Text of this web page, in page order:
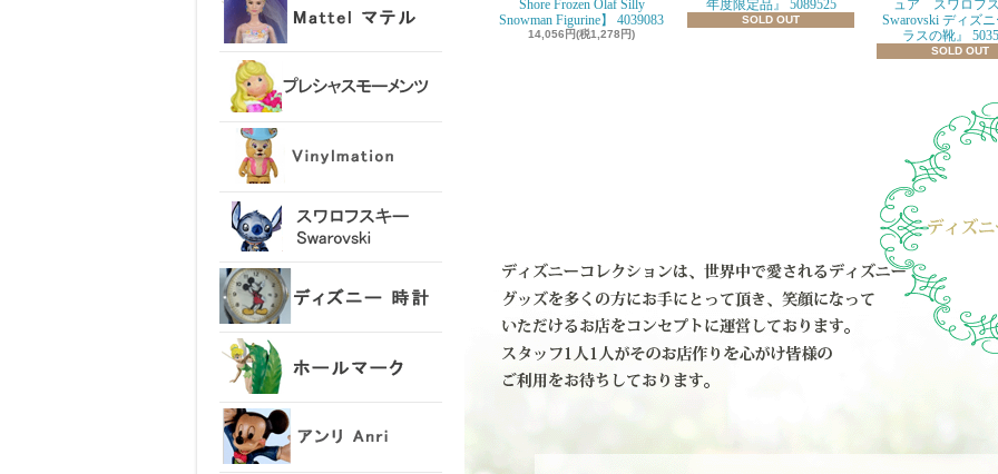
Shore Frozen Olaf Silly
Snowman Figurine】 4039083
14,056円(税1,278円)
年度限定品』 5089525
SOLD OUT
ュア スワロフ
Swarovski ディズ
ラスの靴』
SOLD OUT